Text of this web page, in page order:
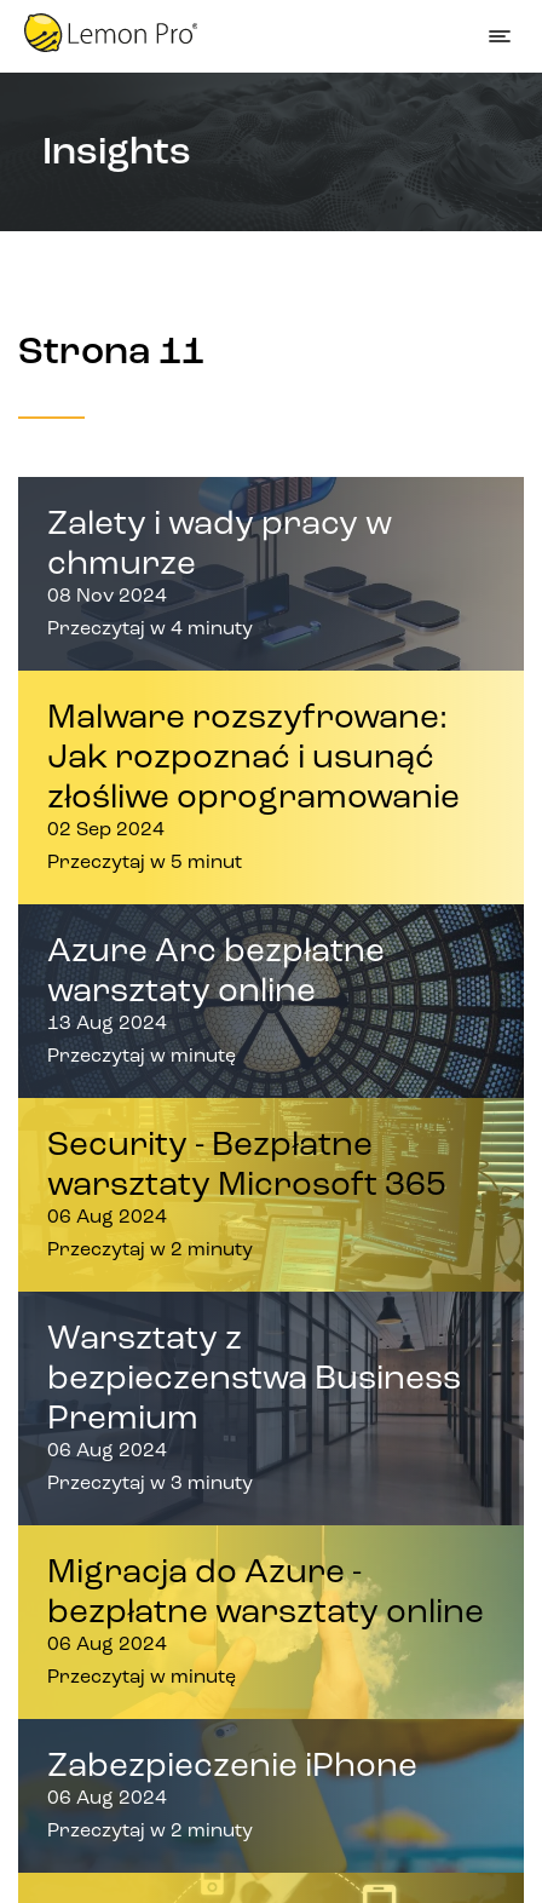
Insights
Strona 11
Zalety i wady pracy w
chmurze
08 Nov 2024
Przeczytaj w 4 minuty
Malware rozszyfrowane:
Jak rozpoznać i usunąć
złośliwe oprogramowanie
02 Sep 2024
Przeczytaj w 5 minut
Azure Arc bezpłatne
warsztaty online
13 Aug 2024
Przeczytaj w minutę
Security - Bezpłatne
warsztaty Microsoft 365
06 Aug 2024
Przeczytaj w 2 minuty
Warsztaty z
bezpieczenstwa Business
Premium
06 Aug 2024
Przeczytaj w 3 minuty
Migracja do Azure -
bezpłatne warsztaty online
06 Aug 2024
Przeczytaj w minutę
Zabezpieczenie iPhone
06 Aug 2024
Przeczytaj w 2 minuty